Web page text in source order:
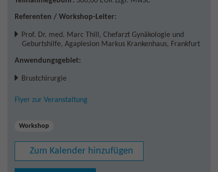
Referenten / Workshop-Leiter:
Prof. Dr. med. Marc Thill , Chefarzt Gynäkologie und
Geburtshilfe, Agaplesion Markus Krankenhaus, Frankfurt
Anwendungsgebiet:
Brustchirurgie
Flyer zur Veranstaltung
Workshop
Zum Kalender hinzufügen